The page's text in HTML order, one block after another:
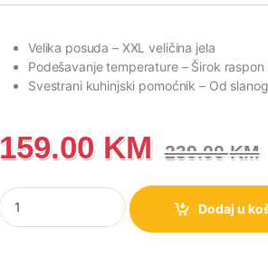
Velika posuda– XXL veličina jela
Podešavanje temperature – Širok
Svestrani kuhinjski pomoćnik – Od
159.00 KM 239.00KM
Friteza na vrući zrak, AirFryer Gorenje
Dodaj u